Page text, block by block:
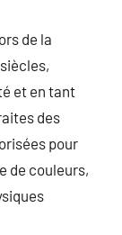
de la
et en tant
des
pour
de couleurs,